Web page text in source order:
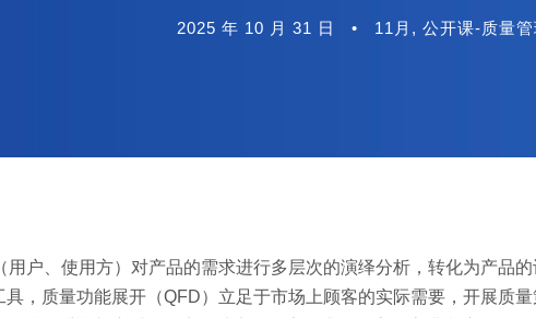
2025 年 10 月 31 日 • 11月 , 公开课-质量管
用户、使用方）对产品的需求进行多层次的演绎分析，转化为产品
，质量功能展开（QFD）立足于市场上顾客的实际需要，开展质